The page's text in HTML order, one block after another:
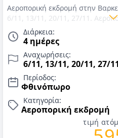
Αεροπορική εκδρομή στην
6/11, 13/11, 20/11, 27/11.
διαμονή σε ξενοδοχείο 4* με
περιηγήσεις, ξεναγήσεις και
Νοέμβριο 2026.
Διάρκεια:
4 ημέρες
Αναχωρήσεις:
6/11, 13/11, 20/11, 27/11
Περίοδος:
Φθινόπωρο
Κατηγορία:
Αεροπορική εκδρομή
τιμή